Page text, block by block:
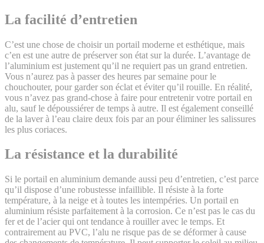
La facilité d’entretien
C’est une chose de choisir un portail moderne et esthétique, mais
c’en est une autre de préserver son état sur la durée. L’avantage de
l’aluminium est justement qu’il ne requiert pas un grand entretien.
Vous n’aurez pas à passer des heures par semaine pour le
chouchouter, pour garder son éclat et éviter qu’il rouille. En réalité,
vous n’avez pas grand-chose à faire pour entretenir votre portail en
alu, sauf le dépoussiérer de temps à autre. Il est également conseillé
de la laver à l’eau claire deux fois par an pour éliminer les salissures
les plus coriaces.
La résistance et la durabilité
Si le portail en aluminium demande aussi peu d’entretien, c’est parce
qu’il dispose d’une robustesse infaillible. Il résiste à la forte
température, à la neige et à toutes les intempéries. Un portail en
aluminium résiste parfaitement à la corrosion. Ce n’est pas le cas du
fer et de l’acier qui ont tendance à rouiller avec le temps. Et
contrairement au PVC, l’alu ne risque pas de se déformer à cause